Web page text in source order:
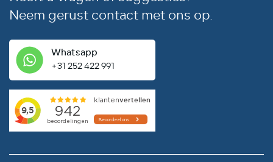
Neem gerust contact met ons op.
Whatsapp
+31 252 422 991